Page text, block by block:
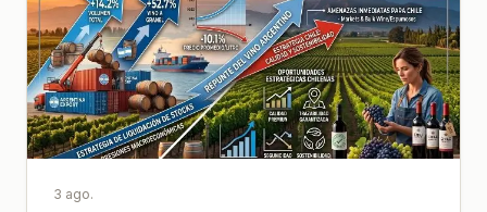
3 ago.